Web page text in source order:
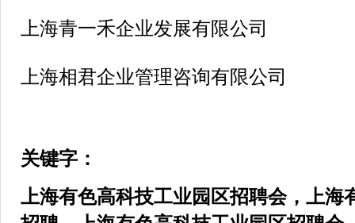
上海青一禾企业发展有限公司
上海相君企业管理咨询有限公司
关键字：
上海有色高科技工业园区招聘会，上海